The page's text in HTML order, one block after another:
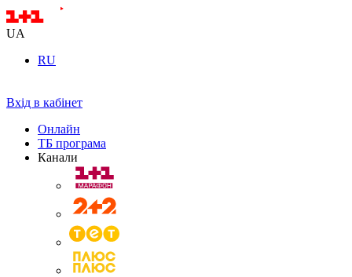
UA
RU
Вхід в кабінет
Онлайн
ТБ програма
Канали